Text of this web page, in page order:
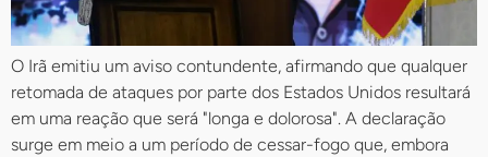
O Irã emitiu um aviso contundente, afirmando que qualquer
retomada de ataques por parte dos Estados Unidos resultará
em uma reação que será "longa e dolorosa". A declaração
surge em meio a um período de cessar-fogo que, embora